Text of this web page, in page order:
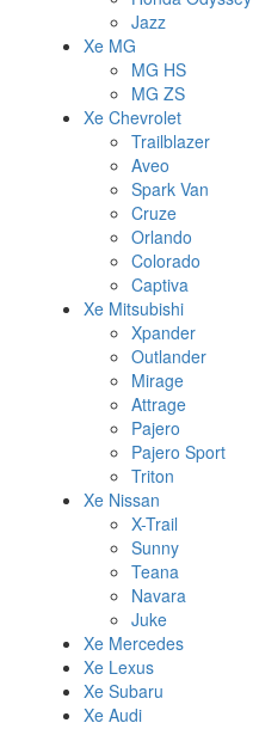
Jazz
Xe MG
MG HS
MG ZS
Xe Chevrolet
Trailblazer
Aveo
Spark Van
Cruze
Orlando
Colorado
Captiva
Xe Mitsubishi
Xpander
Outlander
Mirage
Attrage
Pajero
Pajero Sport
Triton
Xe Nissan
X-Trail
Sunny
Teana
Navara
Juke
Xe Mercedes
Xe Lexus
Xe Subaru
Xe Audi